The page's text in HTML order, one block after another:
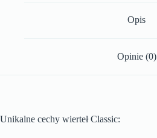
Opis
Opinie (0)
Unikalne cechy wierteł Classic: